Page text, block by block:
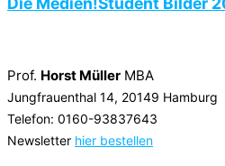
Prof. Horst Müller MBA
Jungfrauenthal 14, 20149 Hamburg
Telefon: 0160-93837643
Newsletter hier bestellen